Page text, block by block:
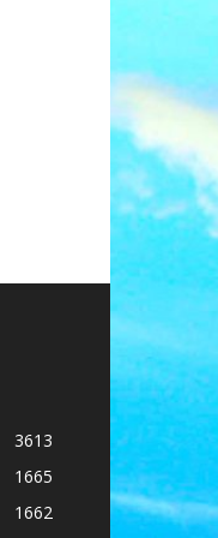
3613
1665
1662